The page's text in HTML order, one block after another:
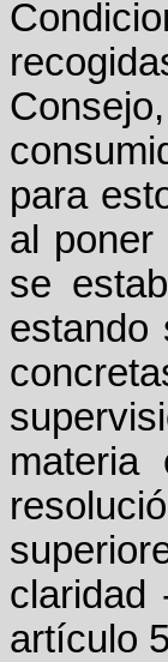
para
al poner
se
estando
materia
claridad
artículo